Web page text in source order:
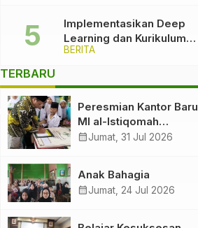
BERITA
Implementasikan Deep
Learning dan Kurikulum
Cinta, Komitmen Ma’arif
Melawan Intoleransi dan
Bullying
TERBARU
Peresmian Kantor Baru
MI al-Istiqomah
Sumbersuko Tajinan.
Bersama untuk
Mencetak Generasi
calendar_monthJumat, 31 Jul 2026
Anak Bahagia
calendar_monthJumat, 24 Jul 2026